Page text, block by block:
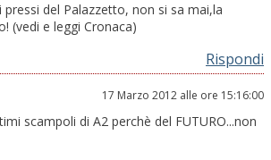
del Palazzetto, non si sa mai,la
(vedi e leggi Cronaca)
Rispondi
17 Marzo 2012 alle ore 15:16:00
scampoli di A2 perchè del FUTURO...non